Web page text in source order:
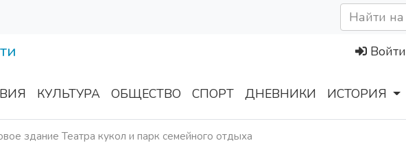
Войти
КУЛЬТУРА ОБЩЕСТВО СПОРТ ДНЕВНИКИ ИСТОРИЯ
здание Театра кукол и парк семейного отдыха